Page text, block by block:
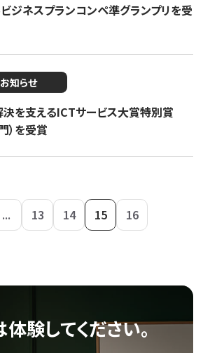
ジネスプランコンペ準グランプリを受
お知らせ
を支えるICTサービス大賞特別賞
）を受賞
... 13 14 15 16
体験してください。